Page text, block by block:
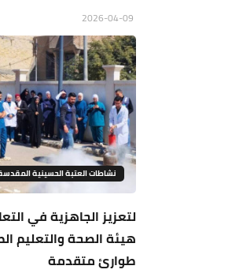
نشاطات العتبة الحسينية
لتعزيز الجاهزية في
هيئة الصحة والتعليم
طوارئ متقدمة